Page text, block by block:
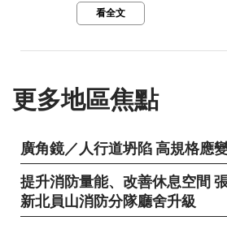
看全文
更多地區焦點
廣角鏡／人行道坍陷 高規格應
提升消防量能、改善休息空間
新北員山消防分隊廳舍升級